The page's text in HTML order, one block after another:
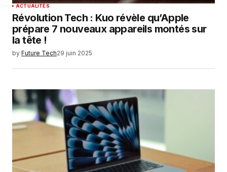
ACTUALITÉS
Révolution Tech : Kuo révèle qu’Apple
prépare 7 nouveaux appareils montés sur
la tête !
by Future Tech29 juin 2025